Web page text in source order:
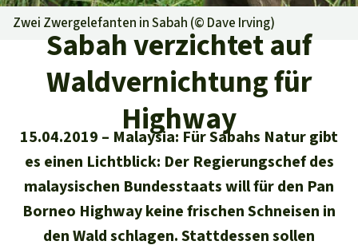
Informieren
Aktuelles
Erfolge
Alle News
Newsletter­anmeldung
Unsere Themen
Der Regenwald
Klima
Biodiversität
Regenwald Report
Aktuelle Ausgabe
01/2026
Erfolge
Shop
Überuns
Über uns
Der Verein
Suche
Dringender Spendenaufruf
Regenwald-Urkunden
Fragen & Antworten
Testament
Regenwald e. V.
Zwei Zwergelefanten in Sabah (© Dave Irving)
Sabah verzichtet auf
Waldvernichtung für
Highway
15.04.2019
Malaysia: Für Sabahs Natur gibt
es einen Lichtblick: Der Regierungschef des
malaysischen Bundesstaats will für den Pan
Borneo Highway keine frischen Schneisen in
den Wald schlagen. Stattdessen sollen